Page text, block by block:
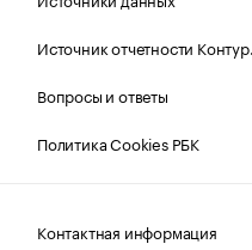
Источник отчетности
Вопросы и ответы
Политика Cookies РБК
Контактная информация